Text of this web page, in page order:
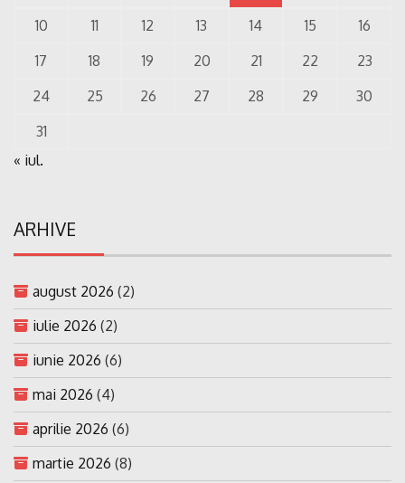
10
11 12 13 14 15
16
17
18 19 20 21 22
23
24
25 26 27 28 29
30
31
« iul.
ARHIVE
august 2026 (2)
iulie 2026 (2)
iunie 2026 (6)
mai 2026 (4)
aprilie 2026 (6)
martie 2026 (8)